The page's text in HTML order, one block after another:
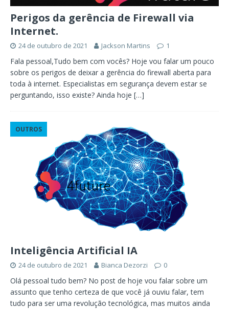
Perigos da gerência de Firewall via
Internet.
24 de outubro de 2021 Jackson Martins 1
Fala pessoal,Tudo bem com vocês? Hoje vou falar um pouco
sobre os perigos de deixar a gerência do firewall aberta para
toda à internet. Especialistas em segurança devem estar se
perguntando, isso existe? Ainda hoje […]
OUTROS
Inteligência Artificial IA
24 de outubro de 2021 Bianca Dezorzi 0
Olá pessoal tudo bem? No post de hoje vou falar sobre um
assunto que tenho certeza de que você já ouviu falar, tem
tudo para ser uma revolução tecnológica, mas muitos ainda